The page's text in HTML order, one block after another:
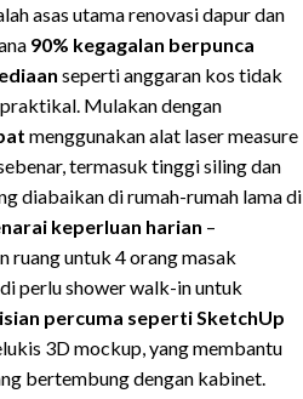
asas utama renovasi dapur dan
90% kegagalan berpunca
seperti anggaran kos tidak
Mulakan dengan
menggunakan alat laser measure
termasuk tinggi siling dan
diabaikan di rumah-rumah lama di
keperluan harian –
ruang untuk 4 orang masak
perlu shower walk-in untuk
percuma seperti SketchUp
3D mockup, yang membantu
bertembung dengan kabinet.